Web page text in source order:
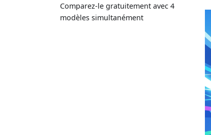
Comparez-le gratuitement avec 4
modèles simultanément